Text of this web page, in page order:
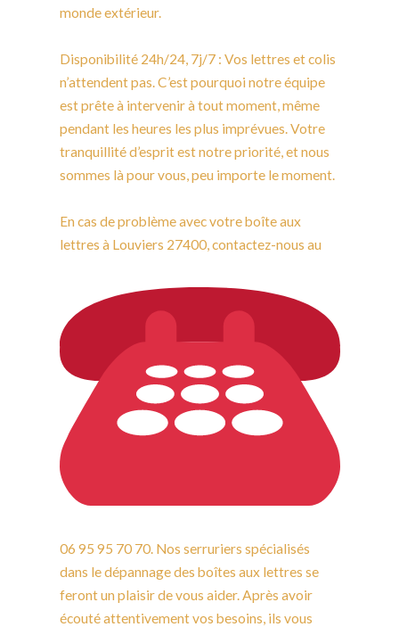
monde extérieur.
Disponibilité 24h/24, 7j/7 : Vos lettres et colis
n’attendent pas. C’est pourquoi notre équipe
est prête à intervenir à tout moment, même
pendant les heures les plus imprévues. Votre
tranquillité d’esprit est notre priorité, et nous
sommes là pour vous, peu importe le moment.
En cas de problème avec votre boîte aux
lettres à Louviers 27400, contactez-nous au
06 95 95 70 70. Nos serruriers spécialisés
dans le dépannage des boîtes aux lettres se
feront un plaisir de vous aider. Après avoir
écouté attentivement vos besoins, ils vous